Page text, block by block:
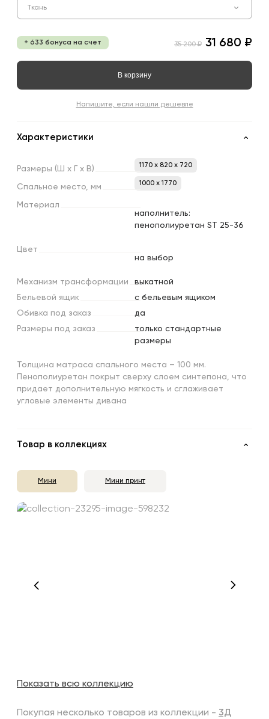
Ткань
+ 633 бонуса на счет 35 200 ₽ 31 680 ₽
В корзину
Напишите, если нашли дешевле
Характеристики
Размеры (Ш х х В) 1170 x 820 x 720
Спальное место, мм 1000 х 1770
Материал
наполнитель:
пенополиуретан ST 25-36
Цвет
на выбор
Механизм трансформации
выкатной
Бельевой ящик
с бельевым ящиком
Обивка под заказ
да
Размеры под заказ
только стандартные
размеры
Толщина матраса спального места – 100 мм.
Пенополиуретан покрыт сверху слоем синтепона, что
придает дополнительную мягкость и сглаживает
угловые элементы дивана
Товар в коллекциях
Мини Мини принт
Показать всю коллекцию
Покупая несколько товаров из коллекции - 3Д